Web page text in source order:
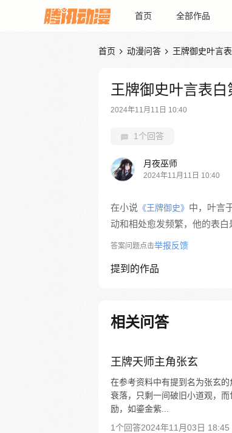
首页 全部作品
首页  动漫问答  王牌御史叶言
王牌御史叶言表白
2024年11月11日 10:40
1个回答
月夜巫师
2024年11月11日 10:40
在小说 《王牌御史》 中，叶言
动和相处愈发频繁，他的表白
答案问题点击举报反馈
提到的作品
相关问答
王牌天师主角张玄
在参考资料中有提到名为张玄
衰落，只剩一间破旧小道观，
励，如鎏金紫...
1个回答2024年11月03日 18:45